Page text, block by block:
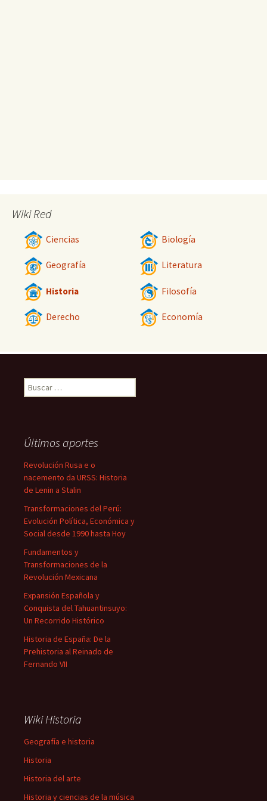
Wiki Red
Ciencias Biología
Geografía Literatura
Historia Filosofía
Derecho Economía
Buscar:
Últimos aportes
Revolución Rusa e o
nacemento da URSS: Historia
de Lenin a Stalin
Transformaciones del Perú:
Evolución Política, Económica y
Social desde 1990 hasta Hoy
Fundamentos y
Transformaciones de la
Revolución Mexicana
Expansión Española y
Conquista del Tahuantinsuyo:
Un Recorrido Histórico
Historia de España: De la
Prehistoria al Reinado de
Fernando VII
Wiki Historia
Geografía e historia
Historia
Historia del arte
Historia y ciencias de la música